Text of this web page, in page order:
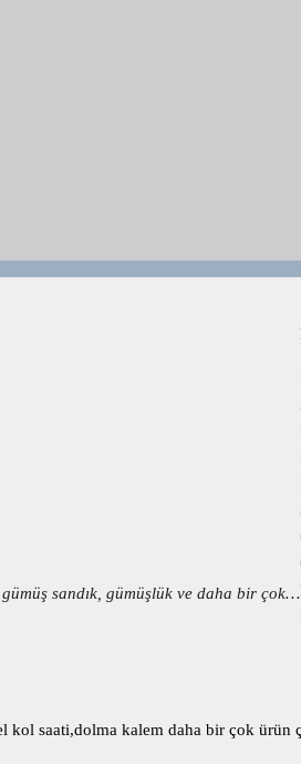
sandık, gümüşlük ve daha bir çok…
kol saati,dolma kalem daha bir çok ürün